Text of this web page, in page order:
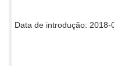
Data de introdução: 2018-